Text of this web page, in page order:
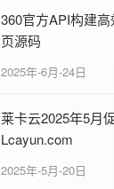
360官方API构建
页源码
2025年-6月-24日
莱卡云2025年5月
Lcayun.com
2025年-5月-20日